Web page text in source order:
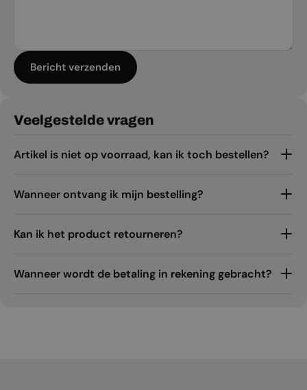
Bericht verzenden
Veelgestelde vragen
Artikel is niet op voorraad, kan ik toch bestellen?
Wanneer ontvang ik mijn bestelling?
Kan ik het product retourneren?
Wanneer wordt de betaling in rekening gebracht?